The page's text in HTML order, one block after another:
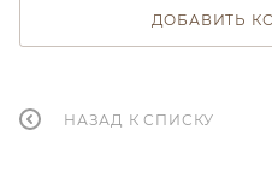
ДОБАВИТЬ
НАЗАД К СПИСКУ